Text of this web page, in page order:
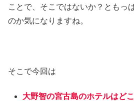
ことで、そこではないか？ともっ
のか気になりますね。
そこで今回は
大野智の宮古島のホテルはど